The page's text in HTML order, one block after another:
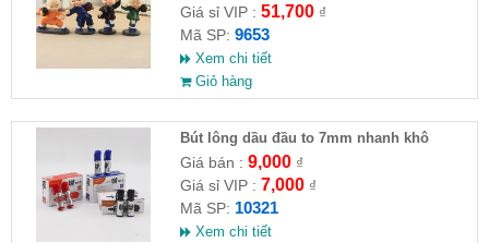
Giá sỉ VIP : 51,700₫
Mã SP: 9653
Xem chi tiết
Giỏ hàng
Bút lông dầu đầu to 7mm nhanh khô
Giá bán : 9,000₫
Giá sỉ VIP : 7,000₫
Mã SP: 10321
Xem chi tiết